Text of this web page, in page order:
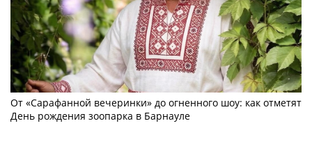
От «Сарафанной вечеринки» до огненного шоу: как отметят
День рождения зоопарка в Барнауле